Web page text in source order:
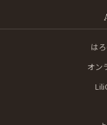
は
オン